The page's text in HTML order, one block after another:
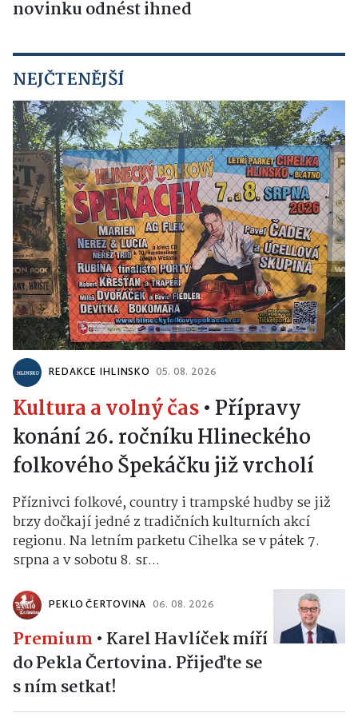
novinku odnést ihned
NEJČTENĚJŠÍ
REDAKCE IHLINSKO 05. 08. 2026
Kultura a volný čas• Přípravy
konání 26. ročníku Hlineckého
folkového Špekáčku již vrcholí
Příznivci folkové, country i trampské hudby se již
brzy dočkají jedné z tradičních kulturních akcí
regionu. Na letním parketu Cihelka se v pátek 7.
srpna a v sobotu 8. sr...
PEKLO ČERTOVINA 06. 08. 2026
Premium • Karel Havlíček míří
do Pekla Čertovina. Přijeďte se
s ním setkat!